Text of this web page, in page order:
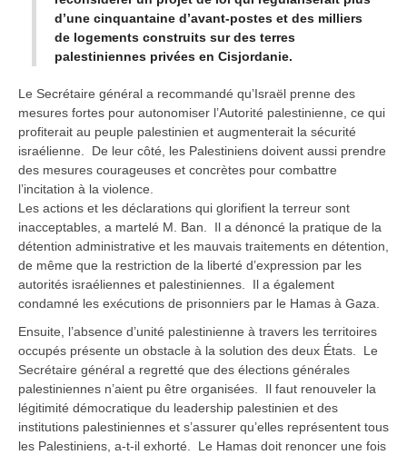
d’une cinquantaine d’avant-postes et des milliers
de logements construits sur des terres
palestiniennes privées en Cisjordanie.
Le Secrétaire général a recommandé qu’Israël prenne des
mesures fortes pour autonomiser l’Autorité palestinienne, ce qui
profiterait au peuple palestinien et augmenterait la sécurité
israélienne. De leur côté, les Palestiniens doivent aussi prendre
des mesures courageuses et concrètes pour combattre
l’incitation à la violence.
Les actions et les déclarations qui glorifient la terreur sont
inacceptables, a martelé M. Ban. Il a dénoncé la pratique de la
détention administrative et les mauvais traitements en détention,
de même que la restriction de la liberté d’expression par les
autorités israéliennes et palestiniennes. Il a également
condamné les exécutions de prisonniers par le Hamas à Gaza.
Ensuite, l’absence d’unité palestinienne à travers les territoires
occupés présente un obstacle à la solution des deux États. Le
Secrétaire général a regretté que des élections générales
palestiniennes n’aient pu être organisées. Il faut renouveler la
légitimité démocratique du leadership palestinien et des
institutions palestiniennes et s’assurer qu’elles représentent tous
les Palestiniens, a-t-il exhorté. Le Hamas doit renoncer une fois